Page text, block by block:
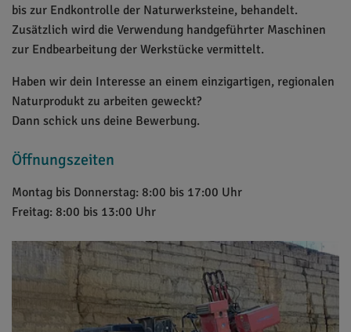
bis zur Endkontrolle der Naturwerksteine, behandelt.
Zusätzlich wird die Verwendung handgeführter Maschinen
zur Endbearbeitung der Werkstücke vermittelt.
Haben wir dein Interesse an einem einzigartigen, regionalen
Naturprodukt zu arbeiten geweckt?
Dann schick uns deine Bewerbung.
Öffnungszeiten
Montag bis Donnerstag: 8:00 bis 17:00 Uhr
Freitag: 8:00 bis 13:00 Uhr